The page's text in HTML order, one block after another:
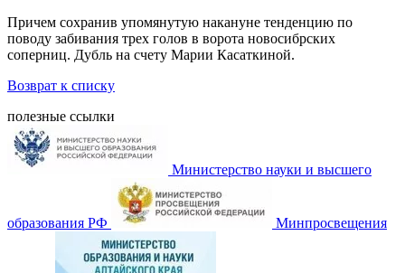
Причем сохранив упомянутую накануне тенденцию по
поводу забивания трех голов в ворота новосибрских
соперниц. Дубль на счету Марии Касаткиной.
Возврат к списку
полезные ссылки
Министерство науки и высшего
образования РФ Минпросвещения